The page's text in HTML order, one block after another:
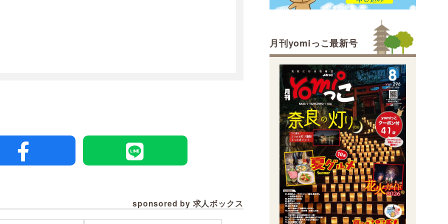
sponsored by 求人ボックス
月刊yomiっこ最新号